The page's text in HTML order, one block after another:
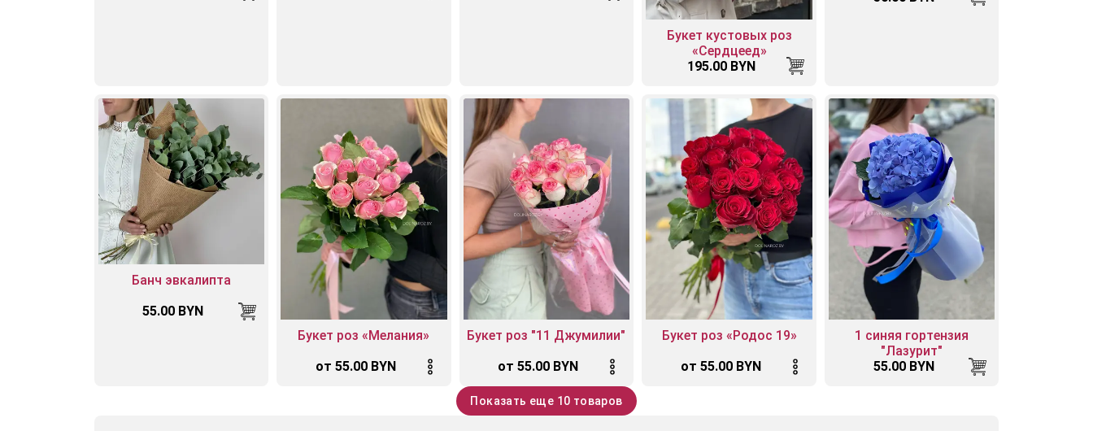
Букет кустовых роз
«Сердцеед»
195.00 BYN
Банч эвкалипта
55.00 BYN
Букет роз «Мелания»
от 55.00 BYN
Букет роз "11 Джумилии"
от 55.00 BYN
Букет роз «Родос 19»
от 55.00 BYN
1 синяя гортензия
"Лазурит"
55.00 BYN
Показать еще 10 товаров